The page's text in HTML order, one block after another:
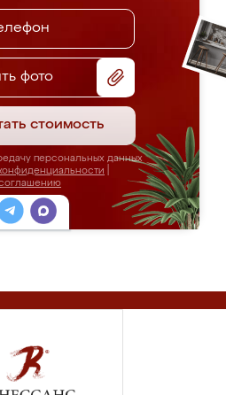
фото
стоимость
персональных данных